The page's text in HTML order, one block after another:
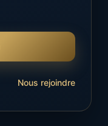
Nous rejoindre